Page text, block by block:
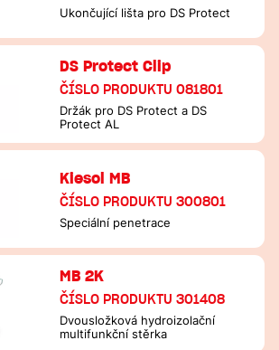
Ukončující lišta pro DS Protect
DS Protect Clip
ČÍSLO PRODUKTU 081801
Držák pro DS Protect a DS
Protect AL
Kiesol MB
ČÍSLO PRODUKTU 300801
Speciální penetrace
MB 2K
ČÍSLO PRODUKTU 301408
Dvousložková hydroizolační
multifunkční stěrka